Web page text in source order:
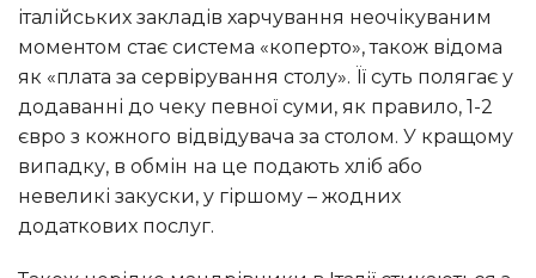
італійських закладів харчування неочікуваним
моментом стає система «коперто», також відома
як «плата за сервірування столу». Її суть полягає у
додаванні до чеку певної суми, як правило, 1-2
євро з кожного відвідувача за столом. У кращому
випадку, в обмін на це подають хліб або
невеликі закуски, у гіршому – жодних
додаткових послуг.